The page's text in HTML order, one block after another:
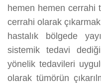
hemen hemen cerrahi
cerrahi olarak
hastalık bölgede
sistemik tedavi
yönelik tedavileri
olarak tümörün